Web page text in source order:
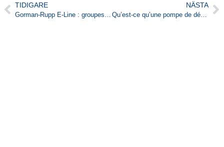
TIDIGARE NÄSTA
Qu’est-ce qu’une pompe de déshydratation et quand l’utiliser ?